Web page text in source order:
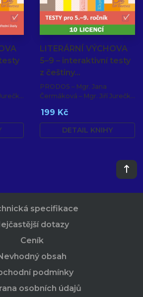
LITERÁRNÍ VÝCHOVA
5–9 – interaktivní testy
z češtiny…
PRODOS – Mgr. Jana
Čermáková – Mgr. Jiří Jurečka
199 Kč
DETAIL KNIHY
specifikace
dotazy
Ceník
obsah
podmínky
osobních údajů